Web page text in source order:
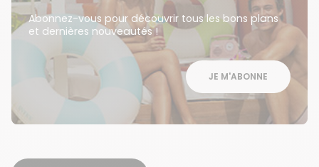
Abonnez-vous pour découvrir tous les bons plans
et dernières nouveautés !
JE M'ABONNE